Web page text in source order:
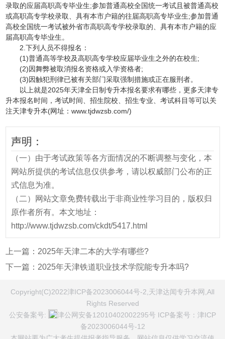
录取的应届高职高专毕业生;参加普通高校全国统一考试且被普通高校
或高职高专学校录取、具有本市户籍的往届高职高专毕业生;参加普通
高校全国统一考试被外省市高职高专学校录取的、具有本市户籍的应
届高职高专毕业生。
2.下列人员不得报名：
(1)普通高等学校及高职高专学校应届毕业生之外的在校生;
(2)因舞弊被取消报名资格或入学资格者;
(3)因触犯刑律已被有关部门采取强制措施或正在服刑者。
以上就是2025年天津全日制专升本报名要求有哪些，更多天津专
升本报名时间，考试时间、招生院校、招生专业、考试科目等可以关
注天津专升本(网址：www.tjdwzsb.com/)
声明：
（一）由于考试政策等各方面情况的不断调整与变化，本
网站所提供的考试信息仅供参考，请以权威部门公布的正
式信息为准。
（二）网站文章免费转载出于非商业性学习目的，版权归
原作者所有。本文地址：
http://www.tjdwzsb.com/ckdt/5417.html
上一篇： 2025年天津二本的大学有哪些?
下一篇： 2025年天津铁道职业技术学院能专升本吗?
Copyright(C)2022津ICP备2023006044号-2,天津达闻专升本网,All
Rights Reserved
公安备案号:
津公网安备12010402002295号 ICP备案号： 津ICP
备2023006044号-12